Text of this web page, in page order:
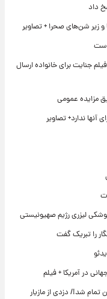
زیر شن‌های صحرا + تصاویر
است
جنایت برای خانواده ارسال
مزایده عمومی
لیزری رژیم صهیونیستی
را تبریک گفت
در آمریکا + فیلم
تمام شد!/ دزدی از مازیار